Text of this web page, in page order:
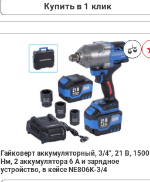
Купить в 1 клик
Гайковерт аккумуляторный, 3/4", 21 В, 1500
Нм, 2 аккумулятора 6 A и зарядное
устройство, в кейсе NE806K-3/4